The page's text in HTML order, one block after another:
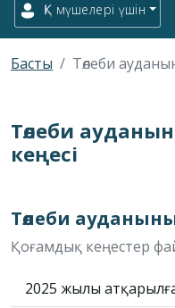
ҚК мүшелері үшін
Басты Төлеби
Төлеби
кеңесі
Төлеби
Қоғамдық кеңестер
2025 жылы